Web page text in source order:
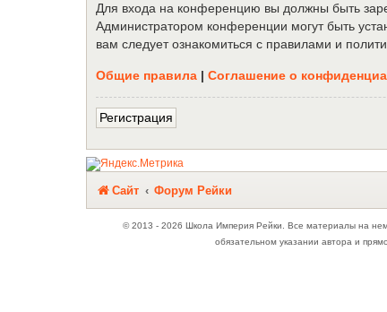
Для входа на конференцию вы должны быть
Администратором конференции могут быть
вам следует ознакомиться с правилами и
Общие правила | Соглашение о
Регистрация
Сайт Форум Рейки
Связаться с
© 2013 - 2026 Школа Империя Рейки. Все материалы на
обязательном указании автора и